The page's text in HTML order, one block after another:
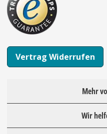
Vertrag Widerrufen
Mehr
Wir